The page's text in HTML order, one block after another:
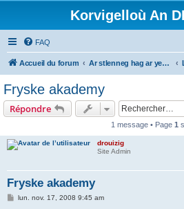
Korvigelloù An
FAQ
Accueil du forum Ar stlenneg hag ar yezhoù bihan er bed a-bezh
Fryske akademy
Répondre
1 message • Page 1
drouizig
Site Admin
Fryske akademy
Mlun. nov. 17, 2008 9:45 am